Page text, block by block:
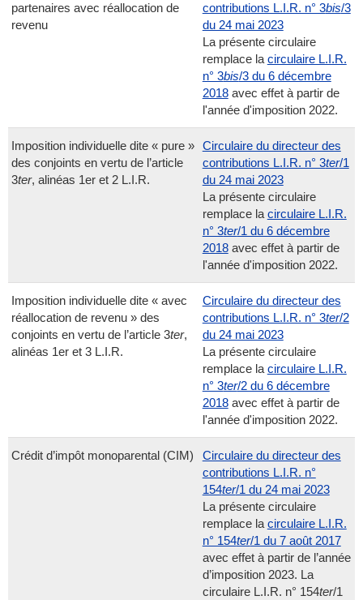
partenaires avec réallocation de
revenu
contributions L.I.R. n° 3bis/3
du 24 mai 2023
La présente circulaire
remplace la circulaire L.I.R.
n° 3bis/3 du 6 décembre
2018avec effet à partir de
l'année d'imposition 2022.
Imposition individuelle dite « pure »
des conjoints en vertu de l’article
3ter, alinéas 1er et 2 L.I.R.
Circulaire du directeur des
contributions L.I.R. n° 3ter/1
du 24 mai 2023
La présente circulaire
remplace la circulaire L.I.R.
n° 3ter/1 du 6 décembre
2018avec effet à partir de
l'année d'imposition 2022.
Imposition individuelle dite « avec
réallocation de revenu » des
conjoints en vertu de l’article 3ter,
alinéas 1er et 3 L.I.R.
Circulaire du directeur des
contributions L.I.R. n° 3ter/2
du 24 mai 2023
La présente circulaire
remplace la circulaire L.I.R.
n° 3ter/2 du 6 décembre
2018avec effet à partir de
l'année d'imposition 2022.
Crédit d’impôt monoparental (CIM)
Circulaire du directeur des
contributions L.I.R. n°
154ter/1 du 24 mai 2023
La présente circulaire
remplace la circulaire L.I.R.
n° 154ter/1 du 7 août 2017
avec effet à partir de l’année
d’imposition 2023. La
circulaire L.I.R. n° 154ter/1